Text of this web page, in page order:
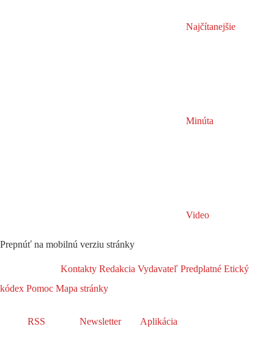
Najčítanejšie
Minúta
Video
Prepnúť na mobilnú verziu stránky
Kontakty Redakcia Vydavateľ Predplatné Etický
kódex Pomoc Mapa stránky
RSS Newsletter Aplikácia